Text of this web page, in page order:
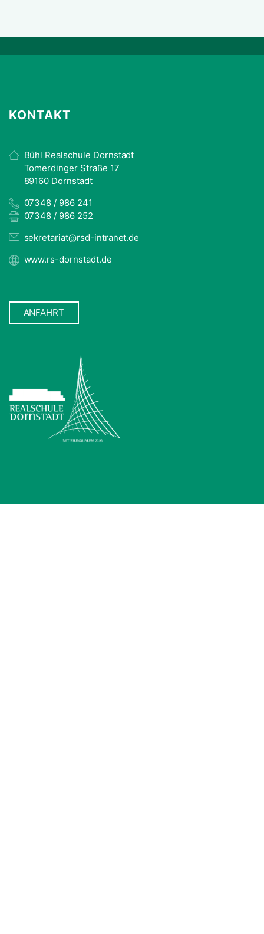
KONTAKT
Bühl Realschule Dornstadt
Tomerdinger Straße 17
89160 Dornstadt
07348 / 986 241
07348 / 986 252
sekretariat@rsd-intranet.de
www.rs-dornstadt.de
ANFAHRT